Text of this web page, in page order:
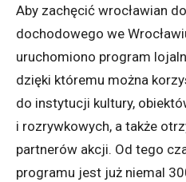
Aby zachęcić wrocławian
dochodowego we
uruchomiono program
dzięki któremu można
do instytucji kultury,
i rozrywkowych, a także
partnerów akcji. Od tego
programu jest już niemal